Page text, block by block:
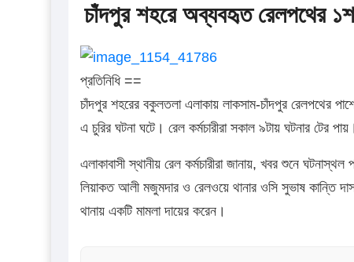
চাঁদপুর শহরে অব্যবহৃত রেলপথের
প্রতিনিধি ==
চাঁদপুর শহরের বকুলতলা এলাকায় লাকসাম-চাঁদপুর রেলপথের
এ চুরির ঘটনা ঘটে। রেল কর্মচারীরা সকাল ৯টায় ঘটনার টের পায়।
এলাকাবাসী স্থানীয় রেল কর্মচারীরা জানায়, খবর শুনে
লিয়াকত আলী মজুমদার ও রেলওয়ে থানার ওসি সুভাষ কান্তি
থানায় একটি মামলা দায়ের করেন।